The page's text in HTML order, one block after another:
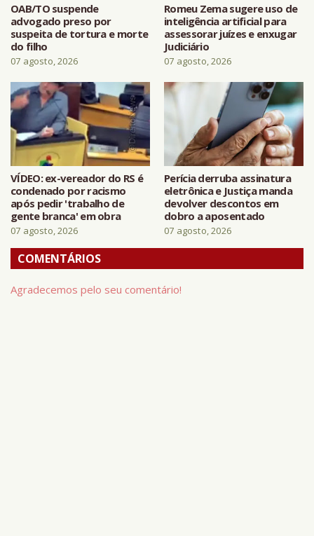
OAB/TO suspende
advogado preso por
suspeita de tortura e morte
do filho
07 agosto, 2026
Romeu Zema sugere uso de
inteligência artificial para
assessorar juízes e enxugar
Judiciário
07 agosto, 2026
VÍDEO: ex-vereador do RS é
condenado por racismo
após pedir 'trabalho de
gente branca' em obra
07 agosto, 2026
Perícia derruba assinatura
eletrônica e Justiça manda
devolver descontos em
dobro a aposentado
07 agosto, 2026
COMENTÁRIOS
Agradecemos pelo seu comentário!